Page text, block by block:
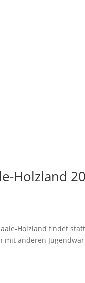
Holzland
Holzland findet
mit anderen